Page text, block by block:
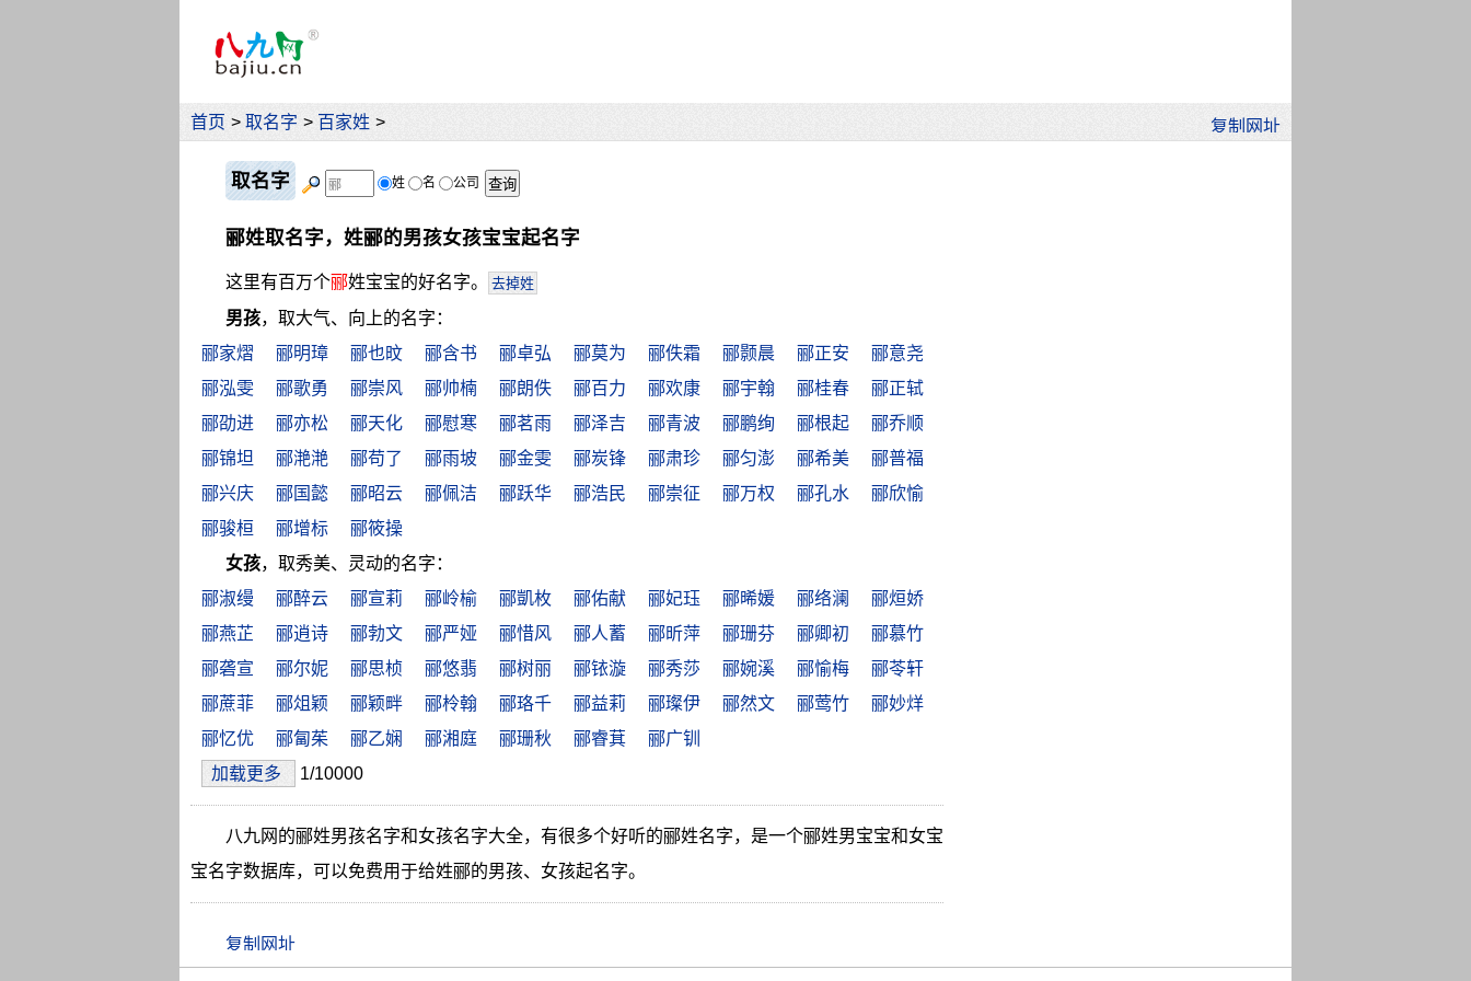
首页 > 取名字 > 百家姓 >
取名字 姓 名 公司
郦姓取名字，姓郦的男孩女孩宝宝起名字
这里有百万个郦姓宝宝的好名字。 去掉姓
男孩，取大气、向上的名字：
郦家熠
郦明璋 郦也旼 郦含书 郦卓弘 郦莫为 郦佚霜 郦颢晨 郦正安
郦意尧
郦泓雯
郦歌勇 郦崇风 郦帅楠 郦朗佚 郦百力 郦欢康 郦宇翰 郦桂春
郦正轼
郦劭进
郦亦松 郦天化 郦慰寒 郦茗雨 郦泽吉 郦青波 郦鹏绚 郦根起
郦乔顺
郦锦坦
郦滟滟 郦苟了 郦雨坡 郦金雯 郦炭锋 郦肃珍 郦匀澎 郦希美
郦普福
郦兴庆
郦国懿 郦昭云 郦佩洁 郦跃华 郦浩民 郦崇征 郦万权 郦孔水
郦欣愉
郦骏桓
郦增标
郦筱操
女孩，取秀美、灵动的名字：
郦淑缦
郦醉云 郦宣莉 郦岭榆 郦凱枚 郦佑献 郦妃珏 郦晞媛 郦络澜
郦烜娇
郦燕芷
郦逍诗 郦勃文 郦严娅 郦惜风 郦人蓄 郦昕萍 郦珊芬 郦卿初
郦慕竹
郦砻宣
郦尔妮 郦思桢 郦悠翡 郦树丽 郦铱漩 郦秀莎 郦婉溪 郦愉梅
郦苓轩
郦蔗菲
郦俎颖 郦颖畔 郦柃翰 郦珞千 郦益莉 郦璨伊 郦然文 郦莺竹
郦妙烊
郦忆优
郦匐茱 郦乙娴 郦湘庭 郦珊秋 郦睿萁
郦广钏
加载更多
1/10000
八九网的郦姓男孩名字和女孩名字大全，有很多个好听的郦姓名字，是一个郦姓男宝宝和女宝
宝名字数据库，可以免费用于给姓郦的男孩、女孩起名字。